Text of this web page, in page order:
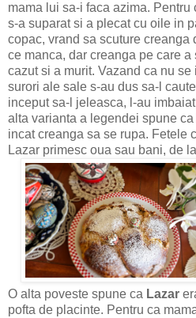
mama lui sa-i faca azima. Pentru
s-a suparat si a plecat cu oile in
copac, vrand sa scuture creanga
ce manca, dar creanga pe care a
cazut si a murit. Vazand ca nu
surori ale sale s-au dus sa-l
inceput sa-l jeleasca, l-au
alta varianta a legendei spune
incat creanga sa se rupa. Fetele
Lazar primesc oua sau bani, de
O alta poveste spune ca Lazar
pofta de placinte. Pentru ca